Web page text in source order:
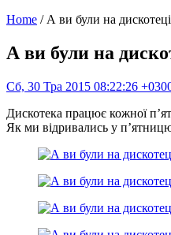
Home / А ви були на
А ви були на
Сб, 30 Тра 2015 08:22:26
Дискотека працює кожної
Як ми відривались у